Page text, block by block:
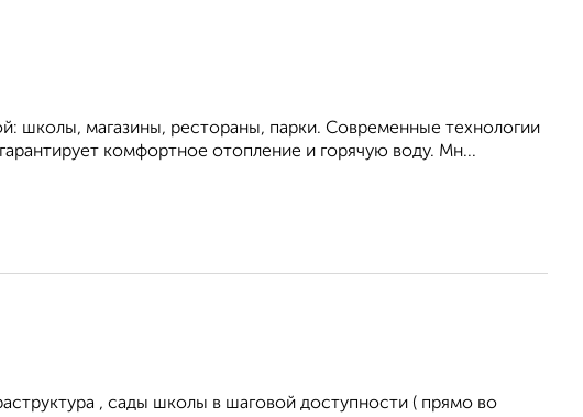
школы, магазины, рестораны, парки. Современные технологии
комфортное отопление и горячую воду. Мн...
, сады школы в шаговой доступности ( прямо во